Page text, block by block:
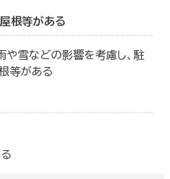
根等がある
や雪などの影響を考慮し、駐
等がある